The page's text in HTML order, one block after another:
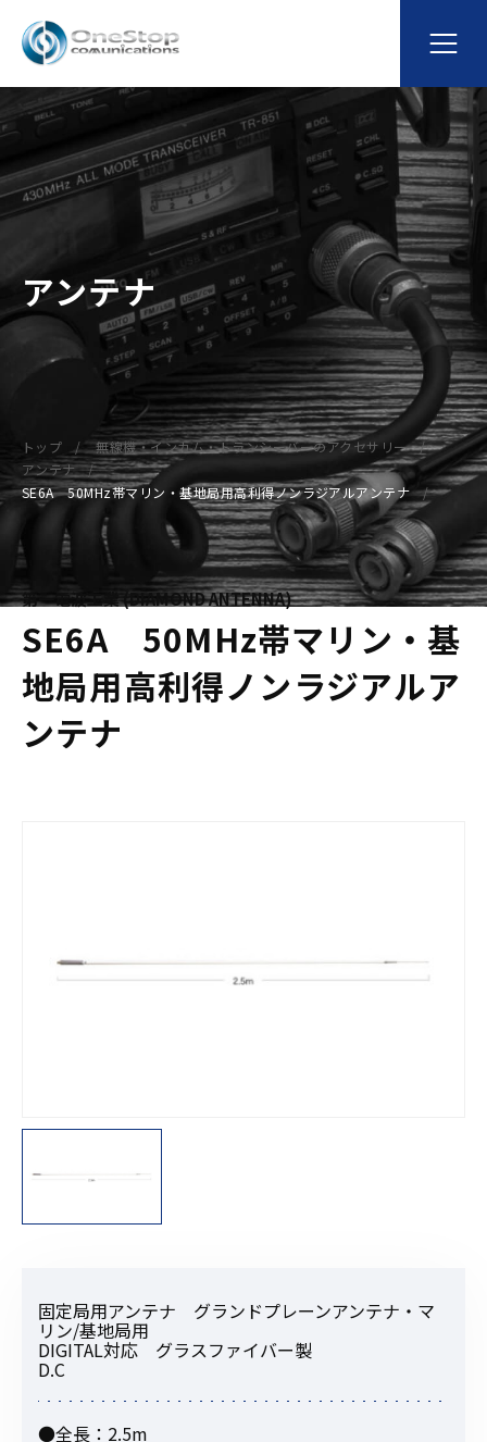
アンテナ
トップ
無線機・インカム・トランシーバーのアクセサリー
アンテナ
SE6A 50MHz帯マリン・基地局用高利得ノンラジアルアンテナ
第一電波工業 (DIAMOND ANTENNA)
SE6A 50MHz帯マリン・基
地局用高利得ノンラジアルア
ンテナ
固定局用アンテナ グランドプレーンアンテナ・マ
リン/基地局用
DIGITAL対応 グラスファイバー製
D.C
●全長：2.5m